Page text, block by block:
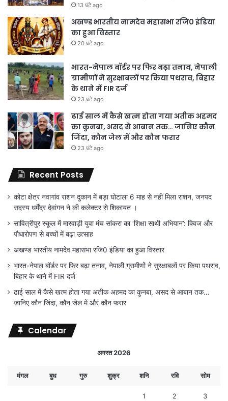
13 घंटे ago
अखण्ड भारतीय नामदेव महासभा रजि0 इंडिया
का हुआ विस्तार
20 घंटे ago
भारत-नेपाल बॉर्डर पर फिर बढ़ा तनाव, नेपाली
ग्रामीणों ने सुरक्षाबलों पर किया पथराव, बिहार
के थाने में FIR दर्ज
23 घंटे ago
ढाई साल में कैसे खत्म होता गया अतीक अहमद
का कुनबा, असद से आबान तक… जानिए कौन
जिंदा, कौन जेल में और कौन फरार
23 घंटे ago
Recent Posts
कोटा क्षेत्र नवागांव राशन दुकान में बड़ा घोटाला 6 माह से नहीं मिला राशन, जनपद
सदस्य धर्मेंद्र देवांगन ने की कलेक्टर से शिकायत ।
सावित्रीपुर स्कूल में मारवाड़ी युवा मंच सांकरा का ‘शिक्षा साथी अभियान’: क्विज और
पौधारोपण से बच्चों में बढ़ा उत्साह
अखण्ड भारतीय नामदेव महासभा रजि0 इंडिया का हुआ विस्तार
भारत-नेपाल बॉर्डर पर फिर बढ़ा तनाव, नेपाली ग्रामीणों ने सुरक्षाबलों पर किया पथराव,
बिहार के थाने में FIR दर्ज
ढाई साल में कैसे खत्म होता गया अतीक अहमद का कुनबा, असद से आबान तक…
जानिए कौन जिंदा, कौन जेल में और कौन फरार
Calendar
अगस्त 2026
मंगल बुध गुरु शुक्र शनि रवि सोम
1 2 3